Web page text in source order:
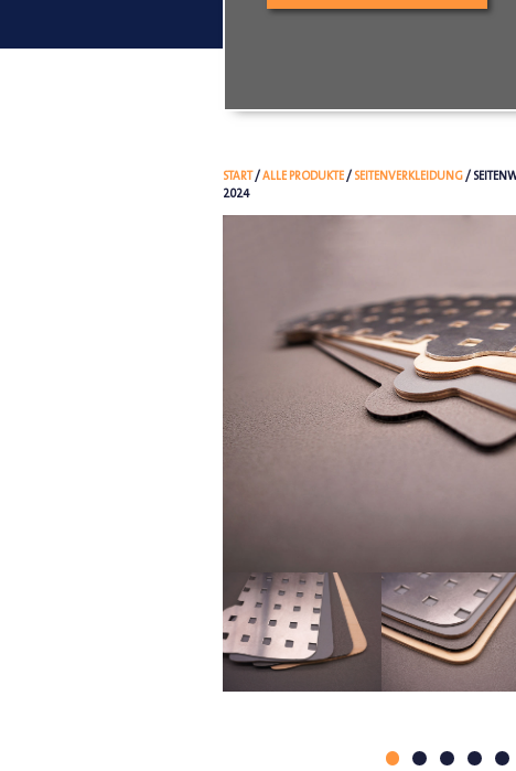
START/ALLE PRODUKTE/ SEITENVERKLEIDUNG/
2024